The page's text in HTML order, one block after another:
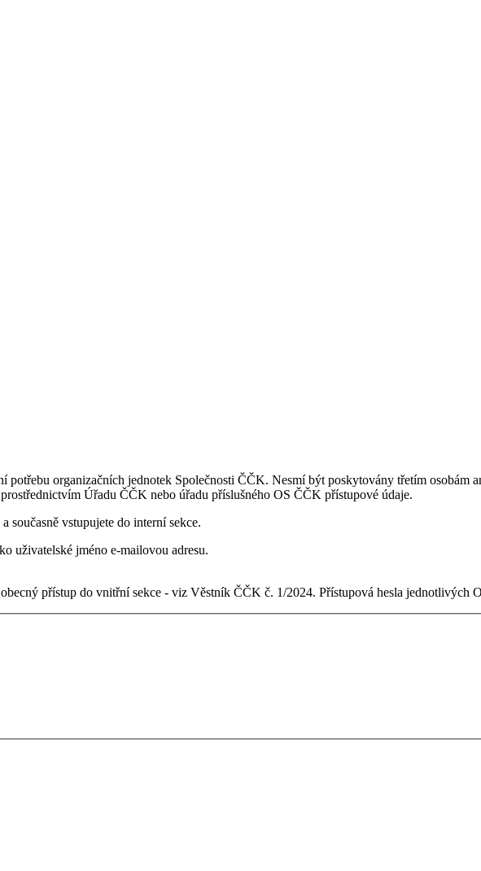
organizačních jednotek Společnosti ČČK. Nesmí být poskytovány třetím osobám
Úřadu ČČK nebo úřadu příslušného OS ČČK přístupové údaje.
současně vstupujete do interní sekce.
uživatelské jméno e-mailovou adresu.
přístup do vnitřní sekce - viz Věstník ČČK č. 1/2024. Přístupová hesla jednotlivých